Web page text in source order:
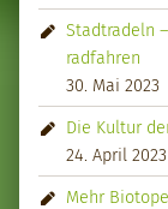
Stadtradeln
radfahren
30. Mai 2023
Die Kultur
24. April 2023
Mehr